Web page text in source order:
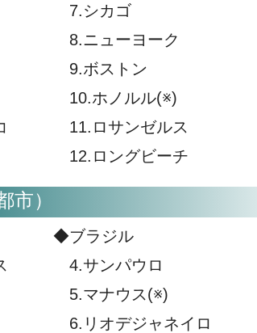
7.シカゴ
8.ニューヨーク
9.ボストン
10.ホノルル(※)
11.ロサンゼルス
12.ロングビーチ
）
◆ブラジル
4.サンパウロ
5.マナウス(※)
6.リオデジャネイロ